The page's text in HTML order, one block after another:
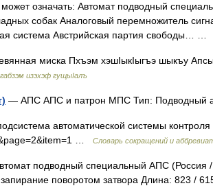
означать: Автомат подводный
собак Аналоговый перемножитель
система Австрийская партия свободы… …
миска Пхъэм хэшIыкIыгъэ шыкъу
изэхэф гущыIалъ
— АПС АПС и патрон МПС Тип: Подводный
автоматической системы контроля
…
Словарь сокращений и
подводный специальный АПС (Россия /
запирание поворотом затвора Длина: 823 /